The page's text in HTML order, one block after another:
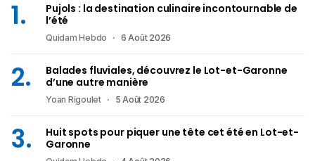
Pujols : la destination culinaire incontournable de
l’été
Quidam Hebdo 6 Août 2026
Balades fluviales, découvrez le Lot-et-Garonne
d’une autre manière
Yoan Rigoulet 5 Août 2026
Huit spots pour piquer une tête cet été en Lot-et-
Garonne